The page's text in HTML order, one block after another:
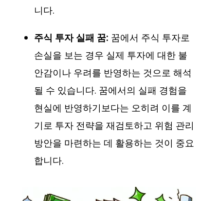
니다.
주식 투자 실패 꿈: 꿈에서 주식 투자로
손실을 보는 경우 실제 투자에 대한 불
안감이나 우려를 반영하는 것으로 해석
될 수 있습니다. 꿈에서의 실패 경험을
현실에 반영하기보다는 오히려 이를 계
기로 투자 전략을 재검토하고 위험 관리
방안을 마련하는 데 활용하는 것이 중요
합니다.